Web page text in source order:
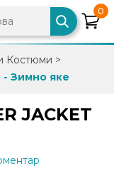
0
Костюми >
- Зимно яке
JACKET